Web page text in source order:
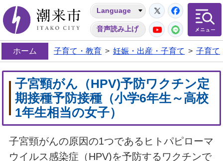
潮来市
Language
音声読み上げ
Twitter
YouTube
LINE
ホーム 子育て・教育 > 妊娠・出産・子育て > 子育て
子宮頸がん（HPV)予防ワクチン定
期接種予防接種（小学6年生～高校
1年生相当の女子）
子宮頸がんの原因の1つであるヒトパピローマ
ウイルス感染症（HPV)を予防するワクチンで